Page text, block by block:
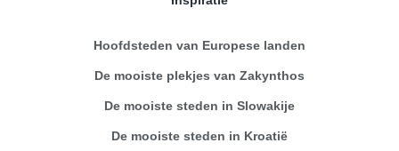
Hoofdsteden van Europese landen
De mooiste plekjes van Zakynthos
De mooiste steden in Slowakije
De mooiste steden in Kroatië